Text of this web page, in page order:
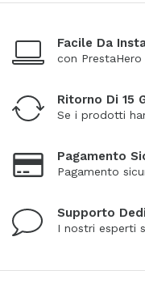
Facile Da
con
Ritorno Di 15
Se i prodotti
Pagamento
Pagamento
Supporto
I nostri esperti